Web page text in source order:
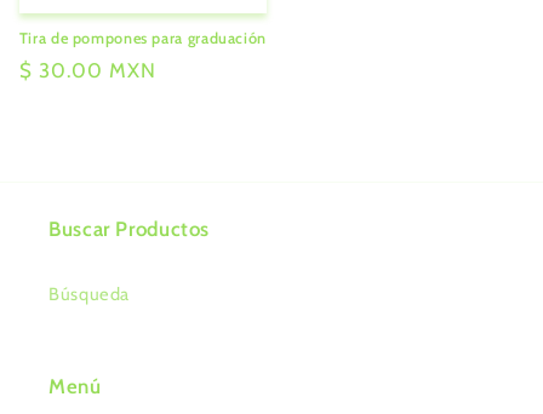
Tira de pompones para graduación
Precio
$ 30.00 MXN
Buscar Productos
Búsqueda
Menú